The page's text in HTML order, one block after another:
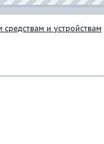
и устройствам